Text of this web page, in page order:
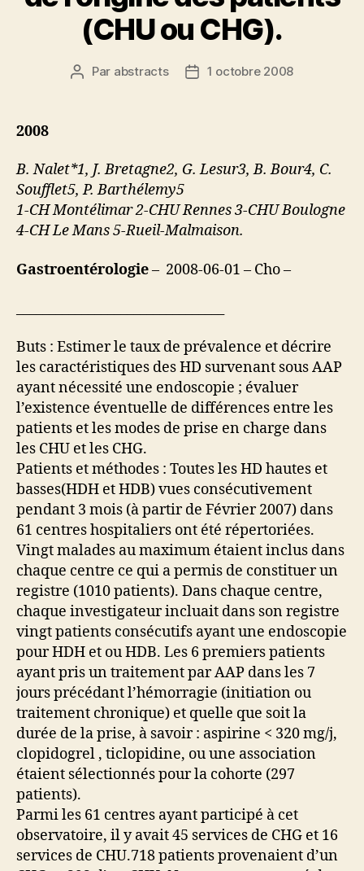
(CHU ou CHG).
Auteur
Par abstracts
Date1 octobre 2008
2008
B. Nalet*1, J. Bretagne2, G. Lesur3, B. Bour4, C.
Soufflet5, P. Barthélemy5
1-CH Montélimar 2-CHU Rennes 3-CHU Boulogne
4-CH Le Mans 5-Rueil-Malmaison.
Gastroentérologie– 2008-06-01 – Cho –
Buts : Estimer le taux de prévalence et décrire
les caractéristiques des HD survenant sous AAP
ayant nécessité une endoscopie ; évaluer
l’existence éventuelle de différences entre les
patients et les modes de prise en charge dans
les CHU et les CHG.
Patients et méthodes : Toutes les HD hautes et
basses(HDH et HDB) vues consécutivement
pendant 3 mois (à partir de Février 2007) dans
61 centres hospitaliers ont été répertoriées.
Vingt malades au maximum étaient inclus dans
chaque centre ce qui a permis de constituer un
registre (1010 patients). Dans chaque centre,
chaque investigateur incluait dans son registre
vingt patients consécutifs ayant une endoscopie
pour HDH et ou HDB. Les 6 premiers patients
ayant pris un traitement par AAP dans les 7
jours précédant l’hémorragie (initiation ou
traitement chronique) et quelle que soit la
durée de la prise, à savoir : aspirine < 320 mg/j,
clopidogrel , ticlopidine, ou une association
étaient sélectionnés pour la cohorte (297
patients).
Parmi les 61 centres ayant participé à cet
observatoire, il y avait 45 services de CHG et 16
services de CHU.718 patients provenaient d’un